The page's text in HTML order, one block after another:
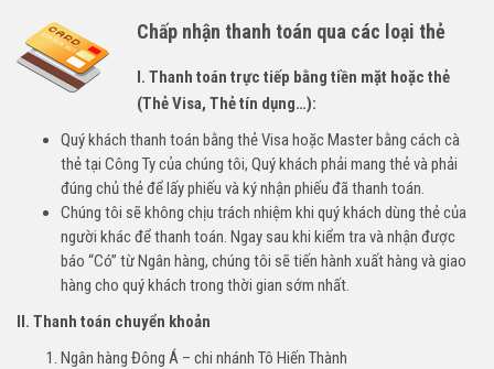
Chấp nhận thanh toán qua các loại thẻ
I. Thanh toán trực tiếp bằng tiền mặt hoặc thẻ
(Thẻ Visa, Thẻ tín dụng…):
Quý khách thanh toán bằng thẻ Visa hoặc Master bằng cách cà
thẻ tại Công Ty của chúng tôi, Quý khách phải mang thẻ và phải
đúng chủ thẻ để lấy phiếu và ký nhận phiếu đã thanh toán.
Chúng tôi sẽ không chịu trách nhiệm khi quý khách dùng thẻ của
người khác để thanh toán. Ngay sau khi kiểm tra và nhận được
báo “Có” từ Ngân hàng, chúng tôi sẽ tiến hành xuất hàng và giao
hàng cho quý khách trong thời gian sớm nhất.
II. Thanh toán chuyển khoản
Ngân hàng Đông Á – chi nhánh Tô Hiến Thành